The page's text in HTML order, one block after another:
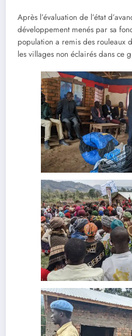
Après l’évaluation de l’état
développement menés par sa
population a remis des rouleaux
les villages non éclairés dans ce